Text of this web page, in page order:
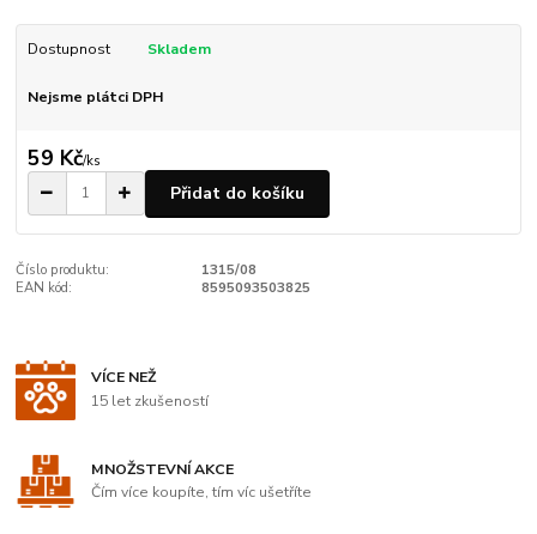
Dostupnost Skladem
Nejsme plátci DPH
59 Kč/ks
Přidat do košíku
Číslo produktu:
1315/08
EAN kód:
8595093503825
VÍCE NEŽ
15 let zkušeností
MNOŽSTEVNÍ AKCE
Čím více koupíte, tím víc ušetříte